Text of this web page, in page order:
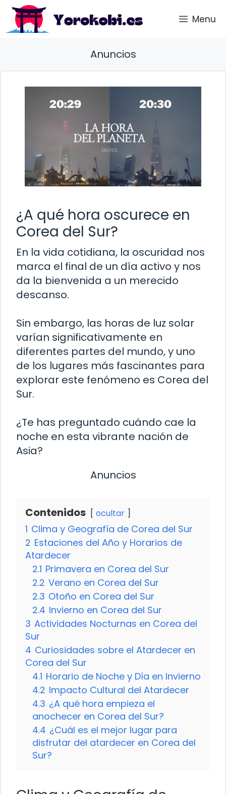
Saltar
contenido
Menu
Anuncios
¿A qué hora oscurece en
Corea del Sur?
En la vida cotidiana, la oscuridad nos
marca el final de un día activo y nos
da la bienvenida a un merecido
descanso.
Sin embargo, las horas de luz solar
varían significativamente en
diferentes partes del mundo, y uno
de los lugares más fascinantes para
explorar este fenómeno es Corea del
Sur.
¿Te has preguntado cuándo cae la
noche en esta vibrante nación de
Asia?
Anuncios
Contenidos ocultar
1 Clima y Geografía de Corea del Sur
2 Estaciones del Año y Horarios de
Atardecer
2.1 Primavera en Corea del Sur
2.2 Verano en Corea del Sur
2.3 Otoño en Corea del Sur
2.4 Invierno en Corea del Sur
3 Actividades Nocturnas en Corea del
Sur
4 Curiosidades sobre el Atardecer en
Corea del Sur
4.1 Horario de Noche y Día en Invierno
4.2 Impacto Cultural del Atardecer
4.3 ¿A qué hora empieza el
anochecer en Corea del Sur?
4.4 ¿Cuál es el mejor lugar para
disfrutar del atardecer en Corea del
Sur?